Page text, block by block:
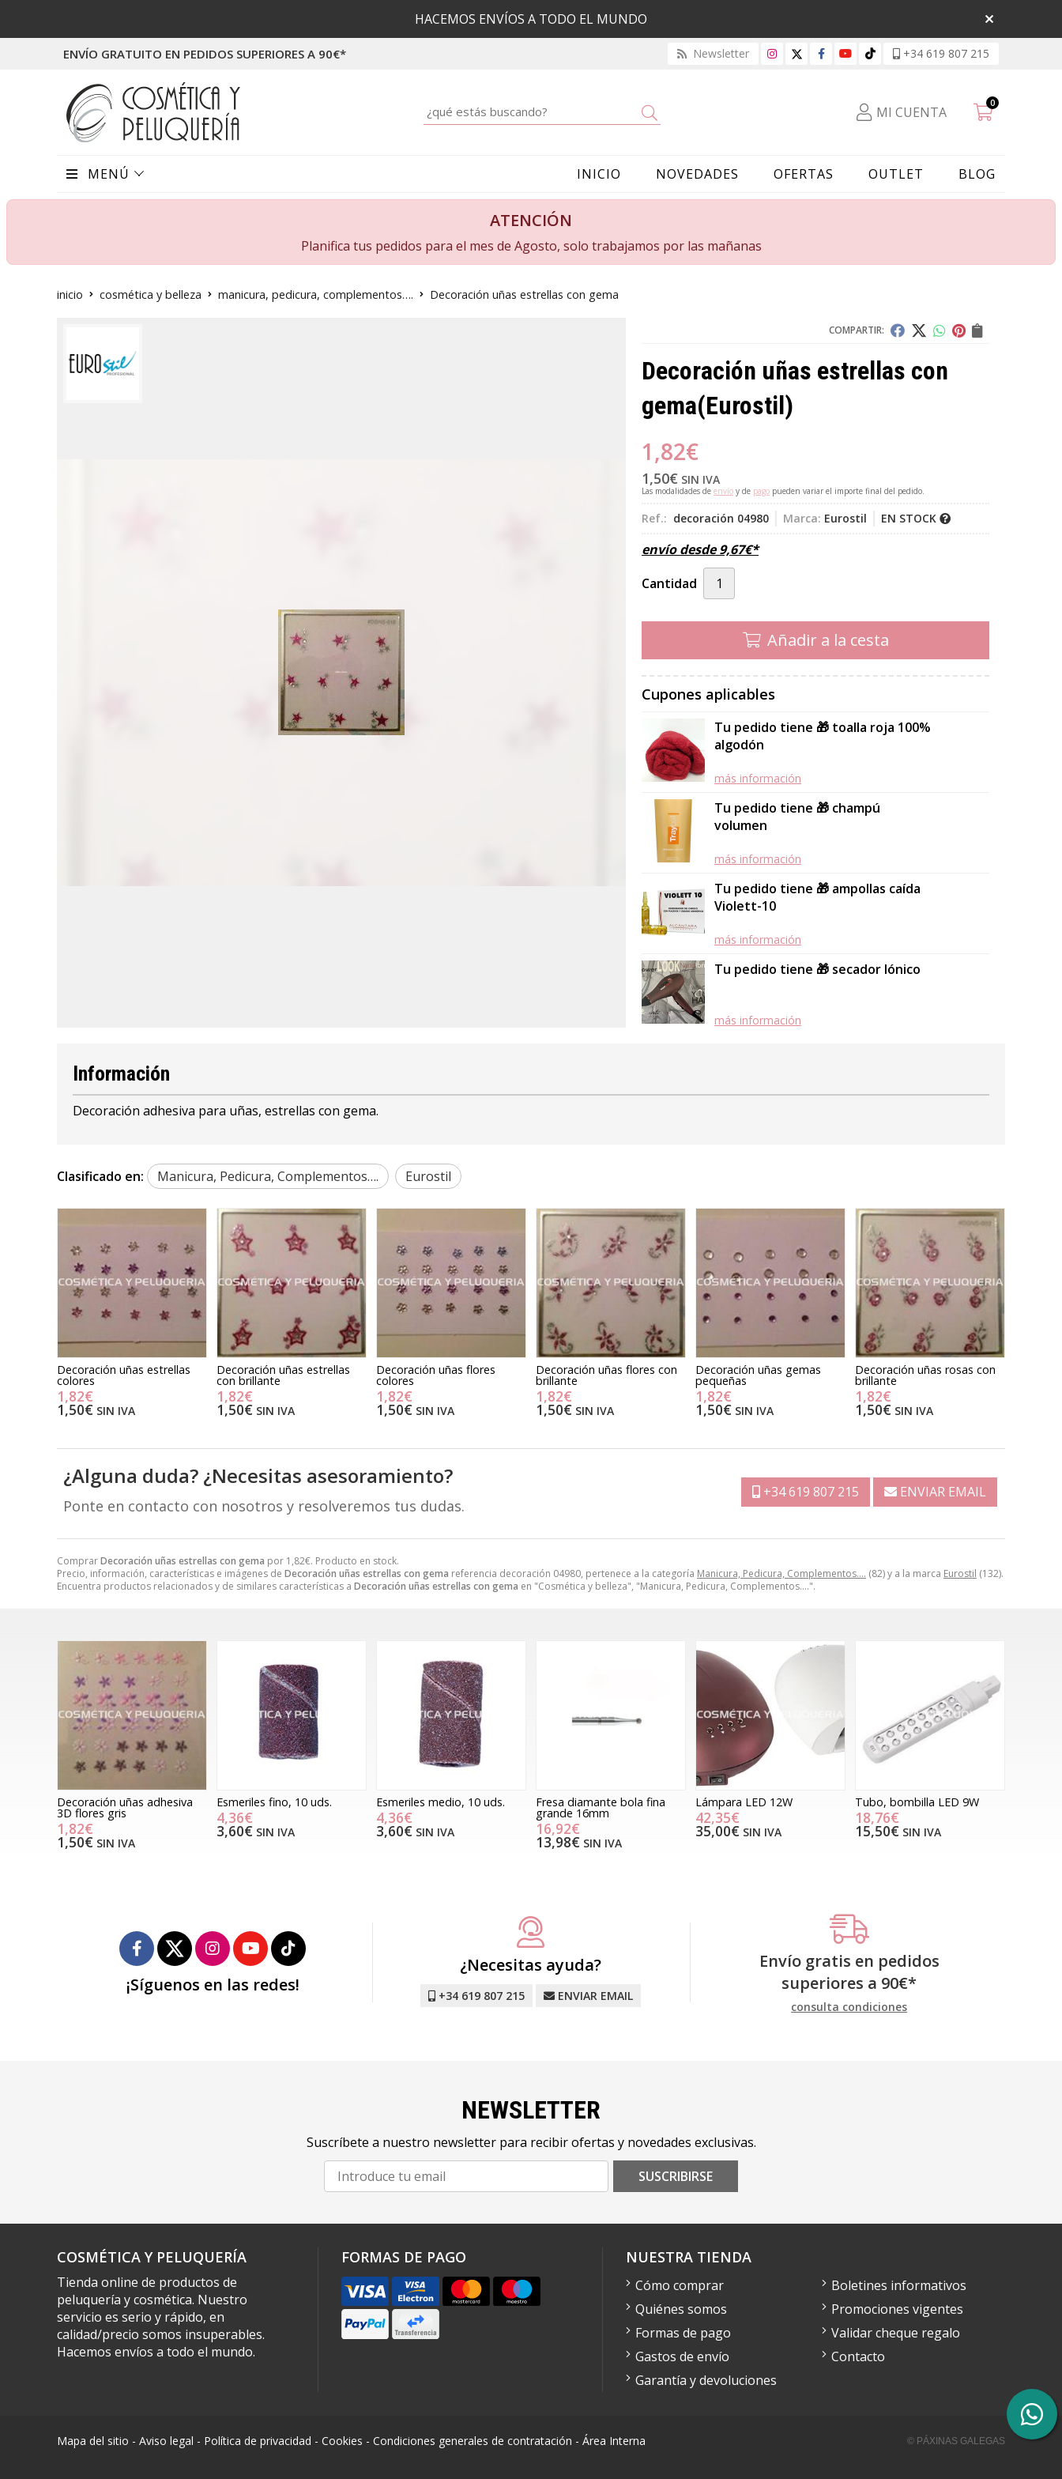
HACEMOS ENVÍOS A TODO EL MUNDO
ENVÍO GRATUITO EN PEDIDOS SUPERIORES A 90€* Newsletter +34 619 807 215
MI CUENTA
0
MENÚ INICIO NOVEDADES OFERTAS OUTLET BLOG
ATENCIÓN
Planifica tus pedidos para el mes de Agosto, solo trabajamos por las mañanas
inicio cosmética y belleza manicura, pedicura, complementos…. Decoración uñas estrellas con gema
COMPARTIR:
Decoración uñas estrellas con
gema(Eurostil)
1,82€
1,50€ SIN IVA
Las modalidades de envío y de pago pueden variar el importe final del pedido.
Ref.: decoración 04980 Marca: Eurostil EN STOCK
envío desde9,67€*
Cantidad
Añadir a la cesta
Cupones aplicables
Tu pedido tiene 🎁 toalla roja 100%
algodón
más información
Tu pedido tiene 🎁 champú
volumen
más información
Tu pedido tiene 🎁 ampollas caída
Violett-10
más información
Tu pedido tiene 🎁 secador Iónico
más información
ComprarDecoración uñas estrellas con gema por 1,82€. Producto en stock.
Precio, información, características e imágenes de Decoración uñas estrellas con gema referencia decoración 04980, pertenece a la categoría Manicura, Pedicura, Complementos…. (82) y a la marca Eurostil (132).
Encuentra productos relacionados y de similares características a Decoración uñas estrellas con gema en "Cosmética y belleza", "Manicura, Pedicura, Complementos….".
Información
Decoración adhesiva para uñas, estrellas con gema.
Clasificado en: Manicura, Pedicura, Complementos…. Eurostil
Decoración uñas estrellas
colores
1,82€
1,50€ SIN IVA
Decoración uñas estrellas
con brillante
1,82€
1,50€ SIN IVA
Decoración uñas flores
colores
1,82€
1,50€ SIN IVA
Decoración uñas flores con
brillante
1,82€
1,50€ SIN IVA
Decoración uñas gemas
pequeñas
1,82€
1,50€ SIN IVA
Decoración uñas rosas con
brillante
1,82€
1,50€ SIN IVA
¿Alguna duda? ¿Necesitas asesoramiento?
Ponte en contacto con nosotros y resolveremos tus dudas.
+34 619 807 215 ENVIAR EMAIL
Decoración uñas adhesiva
3D flores gris
1,82€
1,50€ SIN IVA
Esmeriles fino, 10 uds.
4,36€
3,60€ SIN IVA
Esmeriles medio, 10 uds.
4,36€
3,60€ SIN IVA
Fresa diamante bola fina
grande 16mm
16,92€
13,98€ SIN IVA
Lámpara LED 12W
42,35€
35,00€ SIN IVA
Tubo, bombilla LED 9W
18,76€
15,50€ SIN IVA
¡Síguenos en las redes!
¿Necesitas ayuda?
+34 619 807 215 ENVIAR EMAIL
Envío gratis en pedidos
superiores a 90€*
consulta condiciones
NEWSLETTER
Suscríbete a nuestro newsletter para recibir ofertas y novedades exclusivas.
SUSCRIBIRSE
COSMÉTICA Y PELUQUERÍA
Tienda online de productos de
peluquería y cosmética. Nuestro
servicio es serio y rápido, en
calidad/precio somos insuperables.
Hacemos envíos a todo el mundo.
FORMAS DE PAGO NUESTRA TIENDA
Cómo comprar
Quiénes somos
Formas de pago
Gastos de envío
Garantía y devoluciones
Boletines informativos
Promociones vigentes
Validar cheque regalo
Contacto
Mapa del sitio - Aviso legal - Política de privacidad - Cookies - Condiciones generales de contratación - Área Interna © PÁXINAS GALEGAS